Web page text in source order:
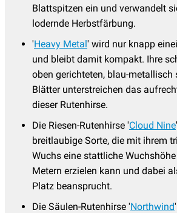
Blattspitzen ein und verwandelt
lodernde Herbstfärbung.
'Heavy Metal' wird nur knapp
und bleibt damit kompakt. Ihre
oben gerichteten, blau-metallisch
Blätter unterstreichen das
dieser Rutenhirse.
Die Riesen-Rutenhirse 'Cloud Nine
breitlaubige Sorte, die mit ihrem
Wuchs eine stattliche
Metern erzielen kann und dabei
Platz beansprucht.
Die Säulen-Rutenhirse 'Northwind